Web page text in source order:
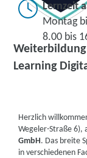
Learning
Lernzeit
Montag
8.00 bis
Herzlich
Wegeler-Straße 6),
GmbH. Das breite
in verschiedenen